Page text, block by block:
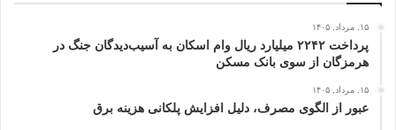
۱۵, مرداد, ۱۴۰۵
پرداخت ۲۲۴۲ میلیارد ریال وام اسکان به آسیب‌دیدگان جنگ در
هرمزگان از سوی بانک مسکن
۱۵, مرداد, ۱۴۰۵
عبور از الگوی مصرف، دلیل افزایش پلکانی هزینه برق